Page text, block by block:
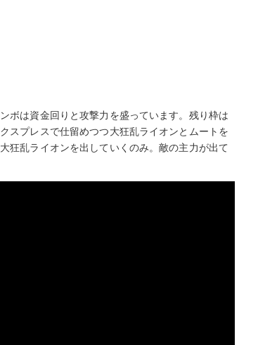
ボは資金回りと攻撃力を盛っています。残り枠は
スプレスで仕留めつつ大狂乱ライオンとムートを
狂乱ライオンを出していくのみ。敵の主力が出て